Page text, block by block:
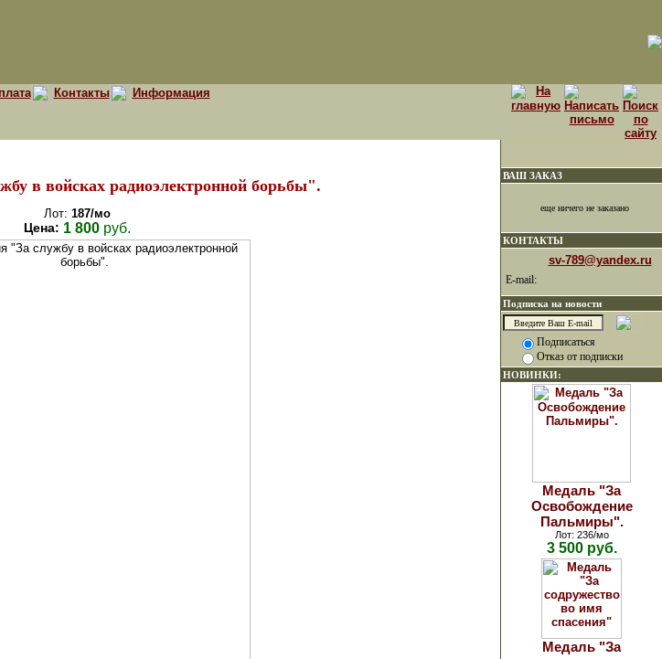
Контакты Информация
в войсках радиоэлектронной борьбы".
Лот: 187/мо
Цена: 1 800руб.
ВАШ ЗАКАЗ
еще ничего не заказано
КОНТАКТЫ
sv-789@yandex.ru
E-mail:
Подписка на новости
Подписаться
Отказ от подписки
НОВИНКИ:
Медаль "За
Освобождение
Пальмиры".
Лот: 236/мо
3 500 руб.
Медаль "За